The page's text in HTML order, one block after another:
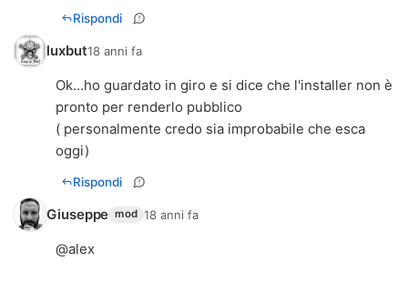
Rispondi
luxbut18 anni fa
Ok...ho guardato in giro e si dice che l'installer non è
pronto per renderlo pubblico
( personalmente credo sia improbabile che esca
oggi)
Rispondi
Giuseppe mod 18 anni fa
@alex